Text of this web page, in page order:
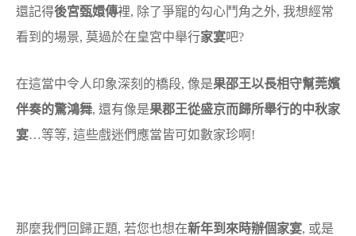
還記得後宮甄嬛傳裡, 除了爭寵的勾心鬥角之外, 我想經常
看到的場景, 莫過於在皇宮中舉行家宴吧?
在這當中令人印象深刻的橋段, 像是果邵王以長相守幫莞嬪
伴奏的驚鴻舞, 還有像是果郡王從盛京而歸所舉行的中秋家
宴…等等, 這些戲迷們應當皆可如數家珍啊!
那麼我們回歸正題, 若您也想在新年到來時辦個家宴, 或是